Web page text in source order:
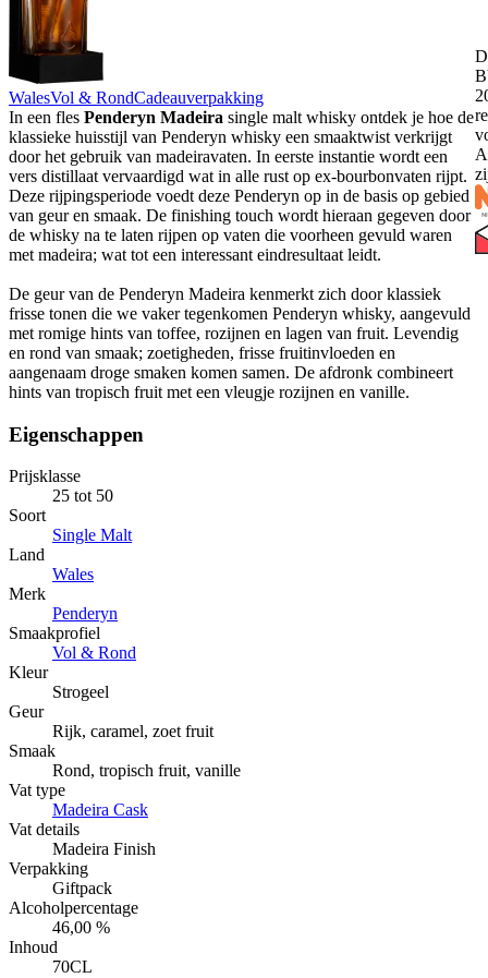
WalesVol & RondCadeauverpakking
In een fles Penderyn Madeira single malt whisky ontdek je hoe de
klassieke huisstijl van Penderyn whisky een smaaktwist verkrijgt
door het gebruik van madeiravaten. In eerste instantie wordt een
vers distillaat vervaardigd wat in alle rust op ex-bourbonvaten rijpt.
Deze rijpingsperiode voedt deze Penderyn op in de basis op gebied
van geur en smaak. De finishing touch wordt hieraan gegeven door
de whisky na te laten rijpen op vaten die voorheen gevuld waren
met madeira; wat tot een interessant eindresultaat leidt.
De geur van de Penderyn Madeira kenmerkt zich door klassiek
frisse tonen die we vaker tegenkomen Penderyn whisky, aangevuld
met romige hints van toffee, rozijnen en lagen van fruit. Levendig
en rond van smaak; zoetigheden, frisse fruitinvloeden en
aangenaam droge smaken komen samen. De afdronk combineert
hints van tropisch fruit met een vleugje rozijnen en vanille.
Eigenschappen
Prijsklasse
25 tot 50
Soort
Single Malt
Land
Wales
Merk
Penderyn
Smaakprofiel
Vol & Rond
Kleur
Strogeel
Geur
Rijk, caramel, zoet fruit
Smaak
Rond, tropisch fruit, vanille
Vat type
Madeira Cask
Vat details
Madeira Finish
Verpakking
Giftpack
Alcoholpercentage
46,00 %
Inhoud
70CL